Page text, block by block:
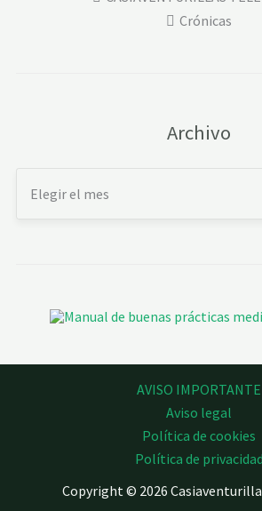
Crónicas
Archivo
AVISO IMPORTANTE
Aviso legal
Política de cookies
Política de privacidad
Copyright © 2026